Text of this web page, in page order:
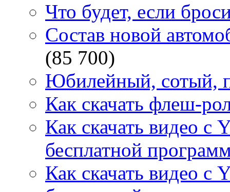
Что будет, если
Состав новой
(85 700)
Юбилейный, сотый,
Как скачать флеш-
Как скачать видео с
бесплатной
Как скачать видео с